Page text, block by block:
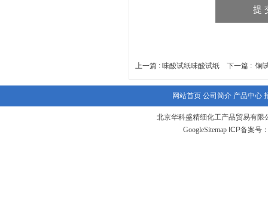
上一篇 : 味酸试纸味酸试纸 下一篇 : 镧
网站首页 公司简介 产品中心
北京华科盛精细化工产品贸易有
GoogleSitemap ICP备案号